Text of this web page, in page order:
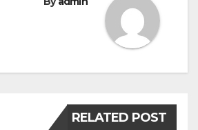
RELATED POST